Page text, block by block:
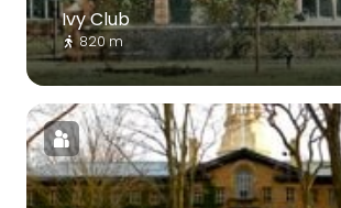
Ivy Club
820 m